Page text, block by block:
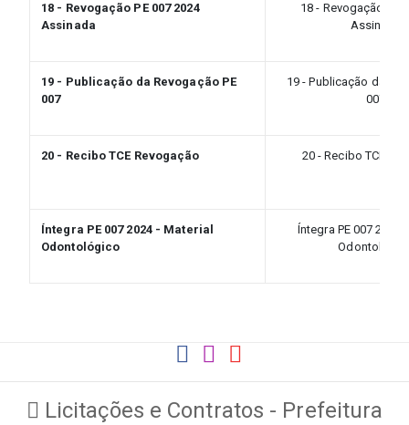
18 - Revogação PE 007 2024
Assinada
18 - Revogação PE
Assinada
19 - Publicação da Revogação PE
007
19 - Publicação da
007
20 - Recibo TCE Revogação 20 - Recibo TCE
Íntegra PE 007 2024 - Material
Odontológico
Íntegra PE 007 2024
Licitações e Contratos - Prefeitura